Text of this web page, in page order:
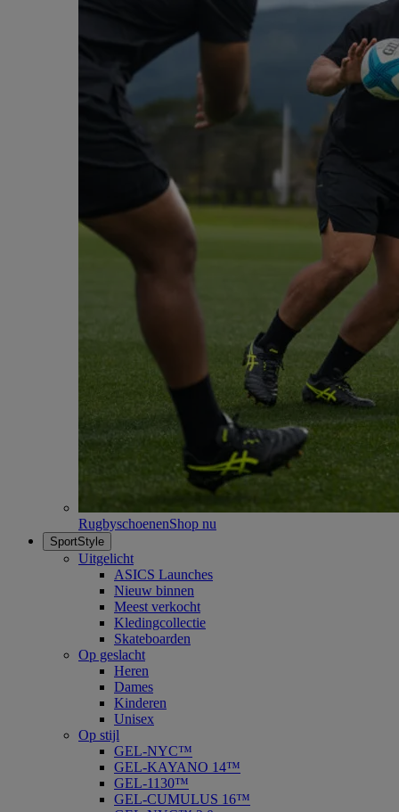
RugbyschoenenShop nu
SportStyle
Uitgelicht
ASICS Launches
Nieuw binnen
Meest verkocht
Kledingcollectie
Skateboarden
Op geslacht
Heren
Dames
Kinderen
Unisex
Op stijl
GEL-NYC™
GEL-KAYANO 14™
GEL-1130™
GEL-CUMULUS 16™